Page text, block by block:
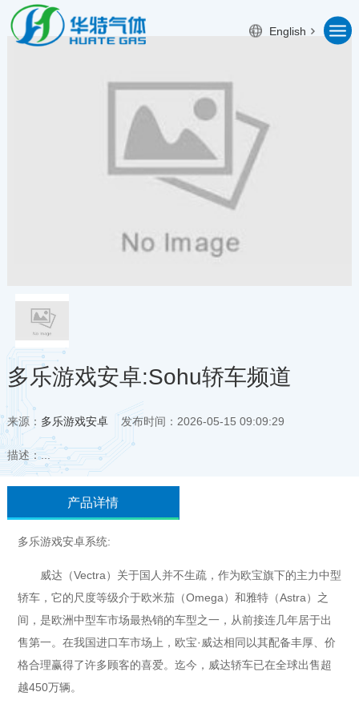
English
多乐游戏安卓:Sohu轿车频道
来源： 多乐游戏安卓发布时间：2026-05-15 09:09:29
描述：...
产品详情
多乐游戏安卓系统:
威达（Vectra）关于国人并不生疏，作为欧宝旗下的主力中型
轿车，它的尺度等级介于欧米茄（Omega）和雅特（Astra）之
间，是欧洲中型车市场最热销的车型之一，从前接连几年居于出
售第一。在我国进口车市场上，欧宝·威达相同以其配备丰厚、价
格合理赢得了许多顾客的喜爱。迄今，威达轿车已在全球出售超
越450万辆。